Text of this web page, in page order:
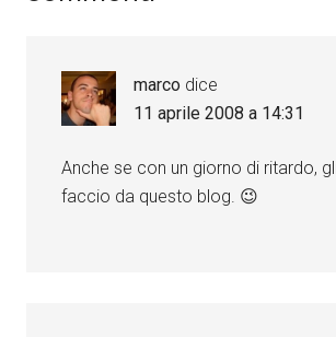
marco dice
11 aprile 2008 a 14:31
Anche se con un giorno di ritardo,
faccio da questo blog. 😉